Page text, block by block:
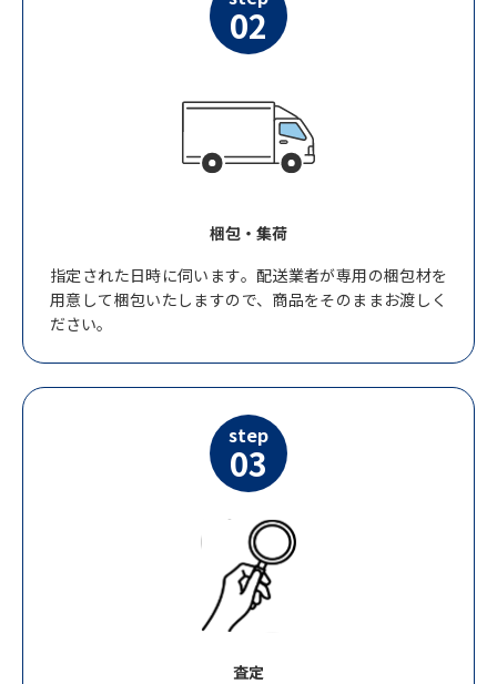
02
梱包・集荷
指定された日時に伺います。配送業者が専用の梱包材を
用意して梱包いたしますので、商品をそのままお渡しく
ださい。
step
03
査定